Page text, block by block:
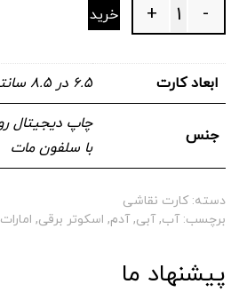
Quantity -
+ خرید
ابعاد کارت ۶.۵ در ۸.۵ سانتیمتر
جنس
با سلفون مات
دسته:کارت نقاشی
برچسب:آب,آبی,آدم, اسکوتر برقی, امارات
پیشنهاد ما